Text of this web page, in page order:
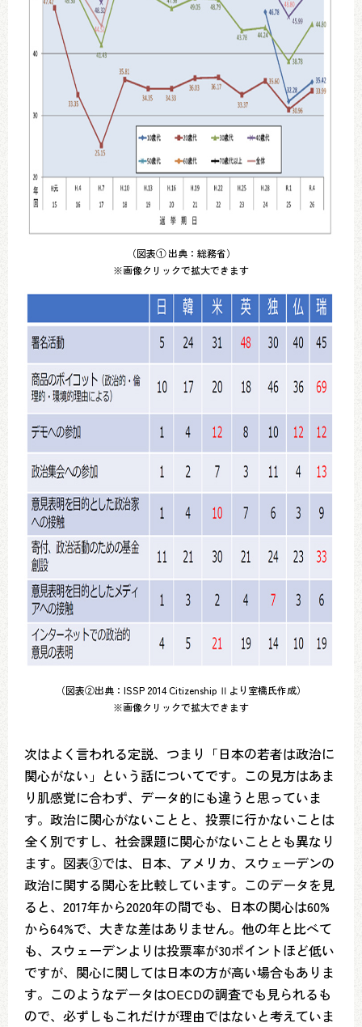
（図表① 出典：総務省）
※画像クリックで拡大できます
（図表②出典：ISSP 2014 Citizenship Ⅱより室橋氏作成）
※画像クリックで拡大できます
次はよく言われる定説、つまり「日本の若者は政治に
関心がない」という話についてです。この見方はあま
り肌感覚に合わず、データ的にも違うと思っていま
す。政治に関心がないことと、投票に行かないことは
全く別ですし、社会課題に関心がないこととも異なり
ます。図表③では、日本、アメリカ、スウェーデンの
政治に関する関心を比較しています。このデータを見
ると、2017年から2020年の間でも、日本の関心は60%
から64%で、大きな差はありません。他の年と比べて
も、スウェーデンよりは投票率が30ポイントほど低い
ですが、関心に関しては日本の方が高い場合もありま
す。このようなデータはOECDの調査でも見られるも
ので、必ずしもこれだけが理由ではないと考えていま